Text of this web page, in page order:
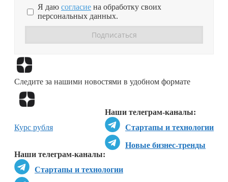
Я даю согласие на обработку своих
персональных данных.
Следите за нашими новостями в удобном формате
Наши телеграм-каналы:
Стартапы и технологии
Новые бизнес-тренды
Наши телеграм-каналы:
Стартапы и технологии
Курс рубля